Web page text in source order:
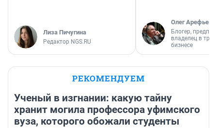
Лиза Пичугина
Редактор NGS.RU
Олег Арефьев
Блогер,
владелец в
бизнесе
РЕКОМЕНДУЕМ
Ученый в изгнании: какую тайну
хранит могила профессора уфимского
вуза, которого обожали студенты